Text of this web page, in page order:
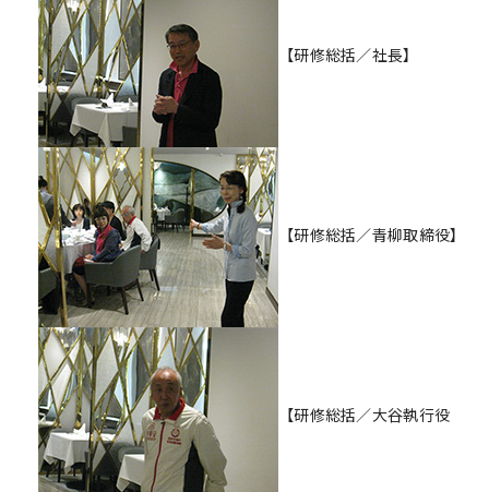
【研修総括／社長】
【研修総括／青柳取締役】
【研修総括／大谷執行役